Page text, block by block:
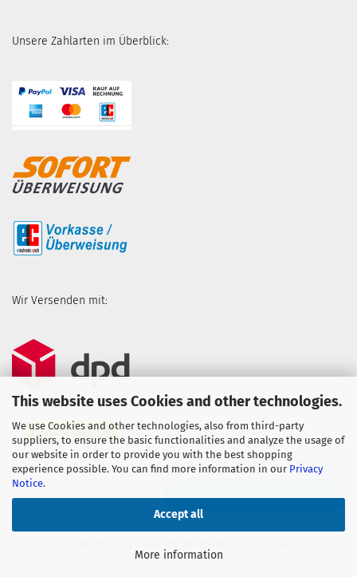
This website uses Cookies and other technologies.
We use Cookies and other technologies, also from third-party
suppliers, to ensure the basic functionalities and analyze the usage of
our website in order to provide you with the best shopping
experience possible. You can find more information in our Privacy
Notice.
Accept all
More information
Unsere Zahlarten im Überblick:
Wir Versenden mit: